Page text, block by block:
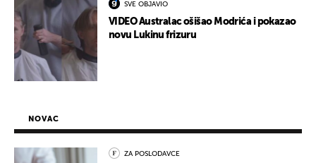
SVE OBJAVIO
VIDEO Australac ošišao Modrića i pokazao
novu Lukinu frizuru
NOVAC
ZA POSLODAVCE